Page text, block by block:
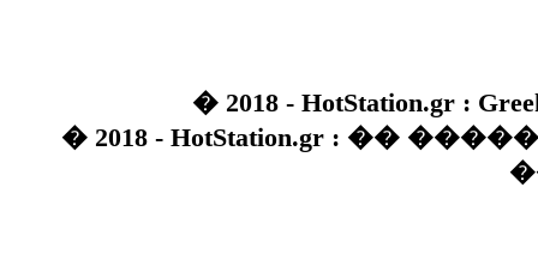
� 2018 - HotStation.gr :
� 2018 - HotStation.gr : ��